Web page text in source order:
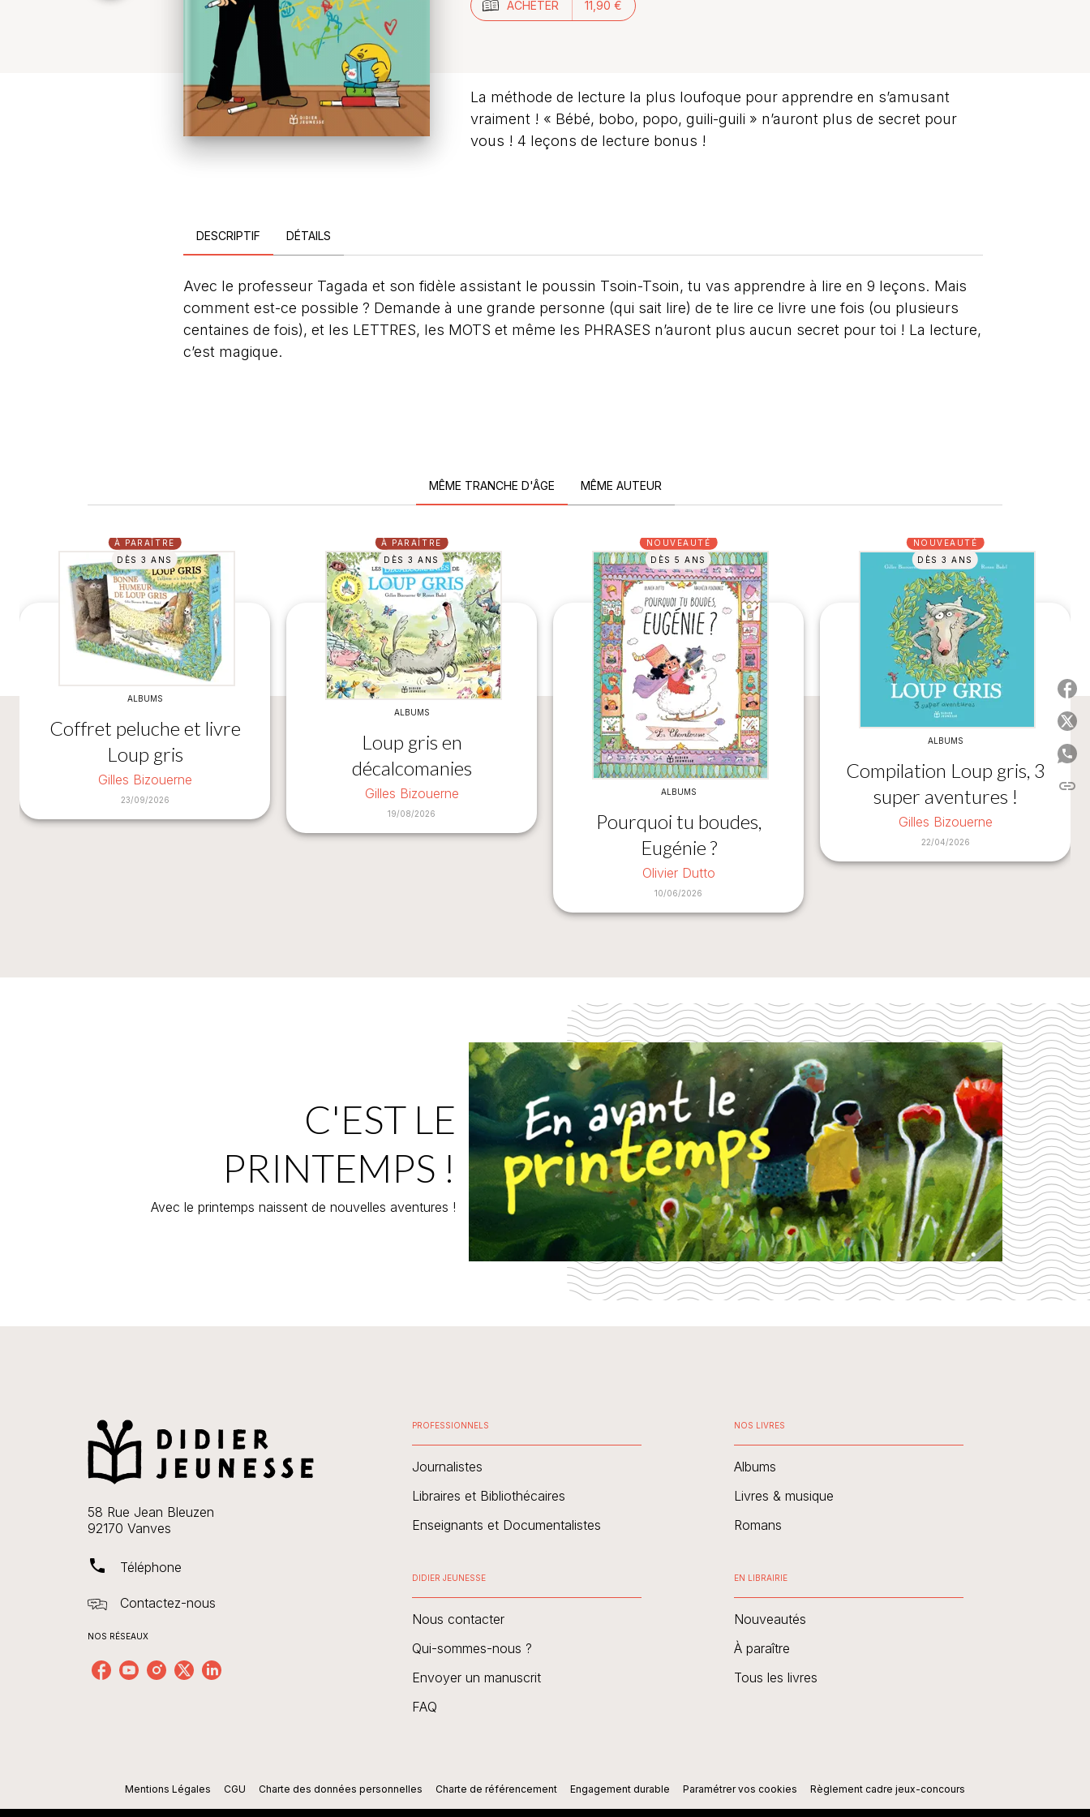
ACHETER 11,90 €
La méthode de lecture la plus loufoque pour apprendre en s’amusant
vraiment ! « Bébé, bobo, popo, guili-guili » n’auront plus de secret pour
vous ! 4 leçons de lecture bonus !
DESCRIPTIF DÉTAILS
Avec le professeur Tagada et son fidèle assistant le poussin Tsoin-Tsoin, tu vas apprendre à lire en 9 leçons. Mais
comment est-ce possible ? Demande à une grande personne (qui sait lire) de te lire ce livre une fois (ou plusieurs
centaines de fois), et les LETTRES, les MOTS et même les PHRASES n’auront plus aucun secret pour toi ! La lecture,
c’est magique.
MÊME TRANCHE D'ÂGE MÊME AUTEUR
À PARAÎTRE
DÈS 3 ANS
ALBUMS
Coffret peluche et livre
Loup gris
Gilles Bizouerne
23/09/2026
À PARAÎTRE
DÈS 3 ANS
ALBUMS
Loup gris en
décalcomanies
Gilles Bizouerne
19/08/2026
NOUVEAUTÉ
DÈS 5 ANS
ALBUMS
Pourquoi tu boudes,
Eugénie ?
Olivier Dutto
10/06/2026
NOUVEAUTÉ
DÈS 3 ANS
ALBUMS
Compilation Loup gris, 3
super aventures !
Gilles Bizouerne
22/04/2026
C'EST LE
PRINTEMPS !
Avec le printemps naissent de nouvelles aventures !
link
58 Rue Jean Bleuzen
92170 Vanves
phone Téléphone
Contactez-nous
NOS RÉSEAUX
PROFESSIONNELS
Journalistes
Libraires et Bibliothécaires
Enseignants et Documentalistes
DIDIER JEUNESSE
Nous contacter
Qui-sommes-nous ?
Envoyer un manuscrit
FAQ
NOS LIVRES
Albums
Livres & musique
Romans
EN LIBRAIRIE
Nouveautés
À paraître
Tous les livres
Mentions Légales CGU Charte des données personnelles Charte de référencement Engagement durable Paramétrer vos cookies Règlement cadre jeux-concours